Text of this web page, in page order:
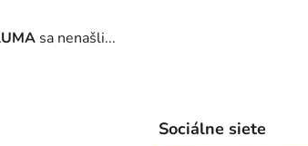
sa nenašli...
Sociálne siete